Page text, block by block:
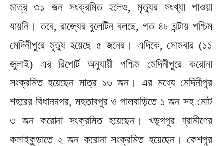
মাত্র ৩১ জন সংক্রমিত হলেও, মৃত্যুর সংখ্যা পাওয়া
যায়নি। তবে, রাজ্যের বুলেটিন বলছে, গত ৪৮ ঘন্টায় পশ্চিম
মেদিনীপুরে মৃত্যু হয়েছে ৫ জনের। এদিকে, সোমবার (১১
জুলাই) এর রিপোর্ট অনুযায়ী পশ্চিম মেদিনীপুরে করোনা
সংক্রমিত হয়েছেন মাত্র ১৩ জন। এর মধ্যে মেদিনীপুর
শহরের বিধাননগর, মহতাবপুর ও পালবাড়িতে ১ জন সহ মোট
৩ জন করোনা সংক্রমিত হয়েছেন। খড়্গপুর গ্রামীণের
কলাইকুন্ডাতে ২ জন করোনা সংক্রমিত হয়েছেন। কেশপুর